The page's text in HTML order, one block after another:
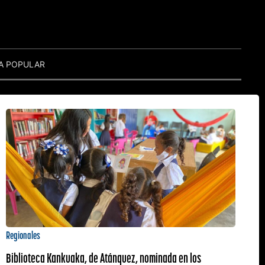
POPULAR
Regionales
Biblioteca Kankuaka, de Atánquez, nominada en los